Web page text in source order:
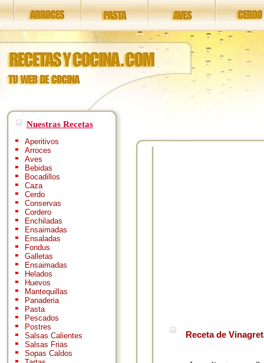
Nuestras Recetas
Aperitivos
Arroces
Aves
Bebidas
Bocadillos
Caza
Cerdo
Conservas
Cordero
Enchiladas
Ensaimadas
Ensaladas
Fondus
Galletas
Ensaimadas
Helados
Huevos
Mantequillas
Panaderia
Pasta
Pescados
Postres
Salsas Calientes
Salsas Frias
Sopas Caldos
Receta de